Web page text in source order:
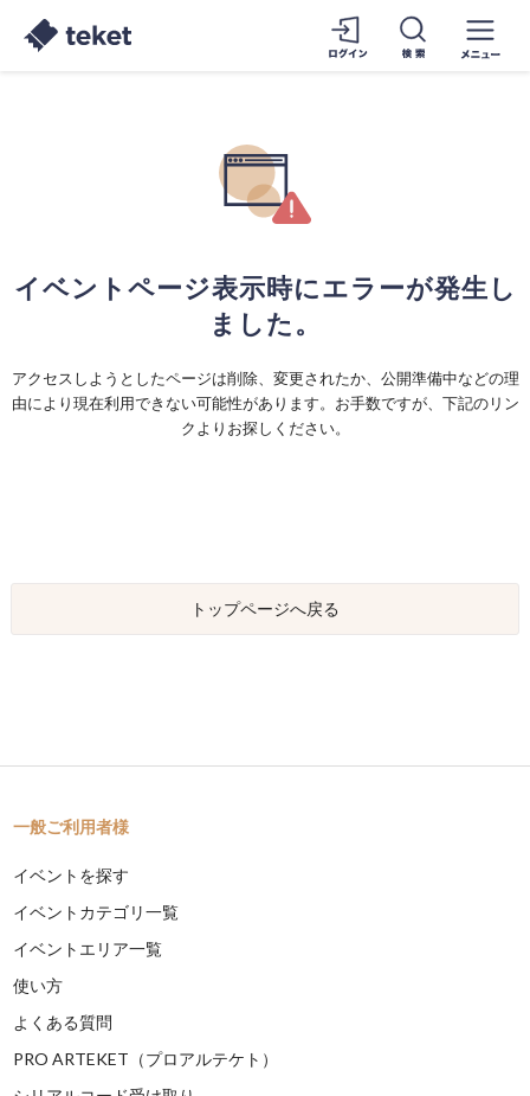
イベントページ表示時にエラーが発生し
ました。
アクセスしようとしたページは削除、変更されたか、公開準備中などの理
由により現在利用できない可能性があります。お手数ですが、下記のリン
クよりお探しください。
トップページへ戻る
一般ご利用者様
イベントを探す
イベントカテゴリ一覧
イベントエリア一覧
使い方
よくある質問
PRO ARTEKET（プロアルテケト）